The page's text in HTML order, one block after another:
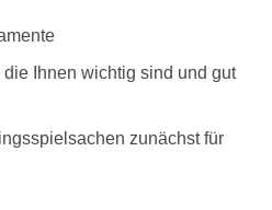
Ihnen wichtig sind und gut
zunächst für